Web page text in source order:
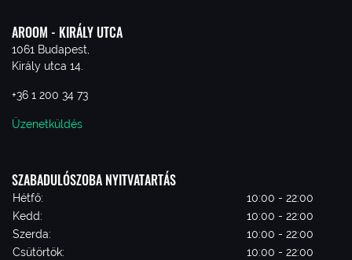
AROOM - KIRÁLY UTCA
1061 Budapest,
Király utca 14.
+36 1 200 34 73
Üzenetküldés
SZABADULÓSZOBA NYITVATARTÁS
Hétfő:
10:00 - 22:00
Kedd:
10:00 - 22:00
Szerda:
10:00 - 22:00
Csütörtök:
10:00 - 22:00